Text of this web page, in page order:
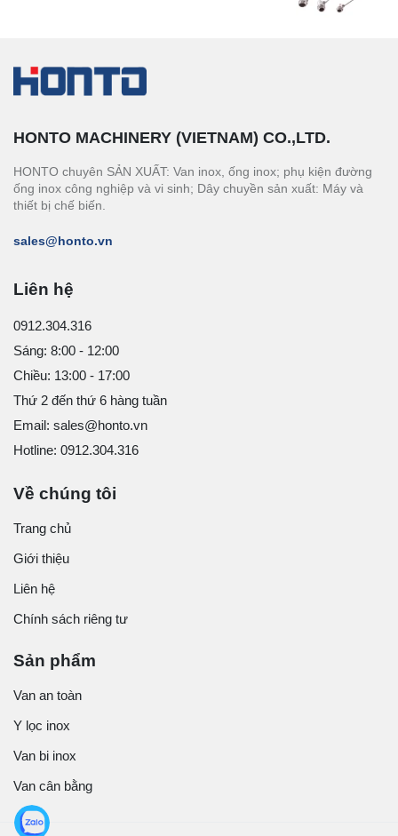
HONTO MACHINERY (VIETNAM) CO.,LTD.
HONTO chuyên SẢN XUẤT: Van inox, ống inox; phụ kiện đường
ống inox công nghiệp và vi sinh; Dây chuyền sản xuất: Máy và
thiết bị chế biến.
sales@honto.vn
Liên hệ
0912.304.316
Sáng: 8:00 - 12:00
Chiều: 13:00 - 17:00
Thứ 2 đến thứ 6 hàng tuần
Email: sales@honto.vn
Hotline: 0912.304.316
Về chúng tôi
Trang chủ
Giới thiệu
Liên hệ
Chính sách riêng tư
Sản phẩm
Van an toàn
Y lọc inox
Van bi inox
Van cân bằng